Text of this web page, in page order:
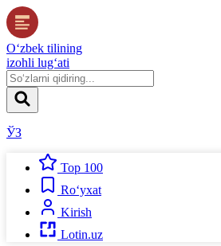
O‘zbek tilining
izohli lug‘ati
ЎЗ
Top 100
Ro‘yxat
Kirish
Lotin.uz